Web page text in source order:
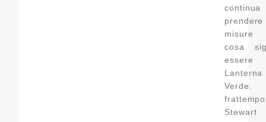
cosa
Lanterna
Stewart